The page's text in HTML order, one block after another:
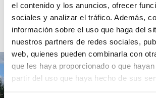
el contenido y los anuncios, ofrecer
sociales y analizar el tráfico. Además,
información sobre el uso que haga del
nuestros partners de redes sociales,
web, quienes pueden combinarla con
que les haya proporcionado o que
partir del uso que haya hecho de sus
GALERÍA DE
IMÁGENES